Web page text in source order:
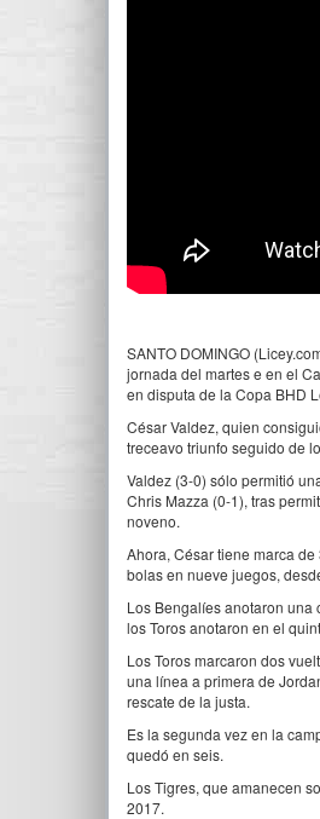
SANTO DOMINGO
jornada del martes e en el
en disputa de la Copa BHD
César Valdez, quien
treceavo triunfo seguido de
Valdez (3-0) sólo permitió
Chris Mazza (0-1), tras
noveno.
Ahora, César tiene marca
bolas en nueve juegos,
Los Bengalíes anotaron una
los Toros anotaron en el
Los Toros marcaron dos
una línea a primera de
rescate de la justa.
Es la segunda vez en la
quedó en seis.
Los Tigres, que amanecen
2017.